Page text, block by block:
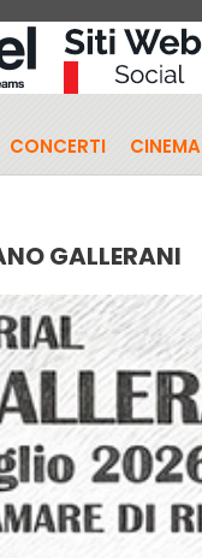
CONCERTI CINEMA
GALLERANI